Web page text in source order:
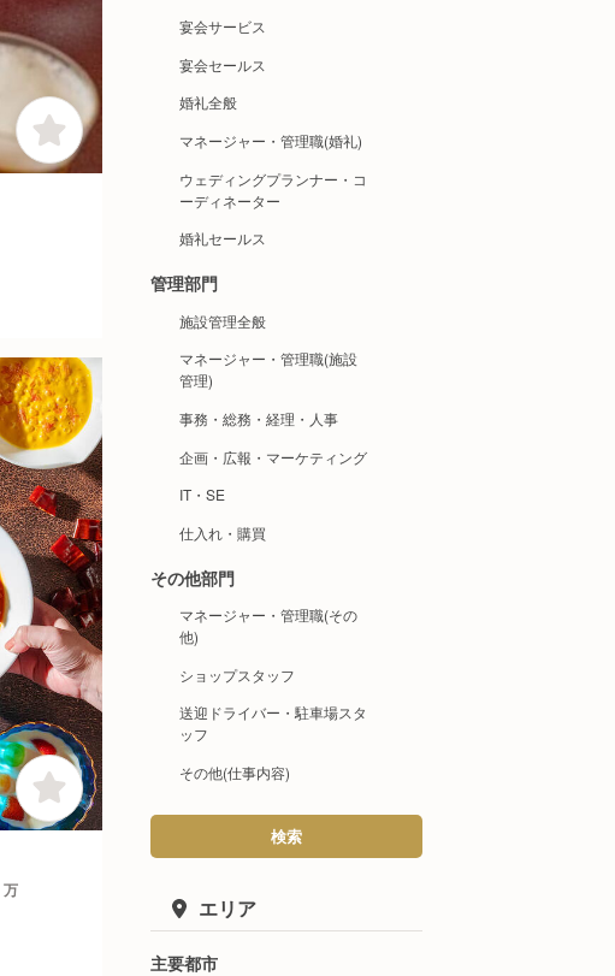
宴会サービス
宴会セールス
婚礼全般
マネージャー・管理職(婚礼)
ウェディングプランナー・コ
ーディネーター
婚礼セールス
管理部門
施設管理全般
マネージャー・管理職(施設
管理)
事務・総務・経理・人事
企画・広報・マーケティング
IT・SE
仕入れ・購買
その他部門
マネージャー・管理職(その
他)
ショップスタッフ
送迎ドライバー・駐車場スタ
ッフ
その他(仕事内容)
検索
エリア
主要都市